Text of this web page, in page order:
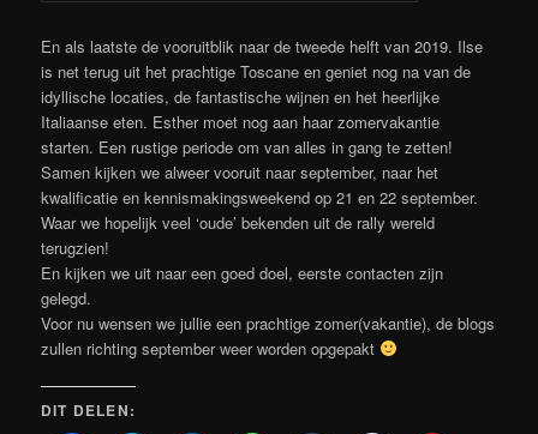
En als laatste de vooruitblik naar de tweede helft van 2019. Ilse
is net terug uit het prachtige Toscane en geniet nog na van de
idyllische locaties, de fantastische wijnen en het heerlijke
Italiaanse eten. Esther moet nog aan haar zomervakantie
starten. Een rustige periode om van alles in gang te zetten!
Samen kijken we alweer vooruit naar september, naar het
kwalificatie en kennismakingsweekend op 21 en 22 september.
Waar we hopelijk veel ‘oude’ bekenden uit de rally wereld
terugzien!
En kijken we uit naar een goed doel, eerste contacten zijn
gelegd.
Voor nu wensen we jullie een prachtige zomer(vakantie), de blogs
zullen richting september weer worden opgepakt
DIT DELEN: